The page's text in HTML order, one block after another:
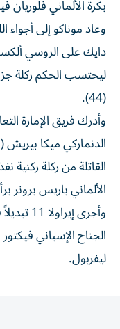
بكرة الألماني فلوريان
وعاد موناكو إلى أجواء
دايك على الروسي
ليحتسب الحكم ركلة
(44).
وأدرك فريق الإمارة
القاتلة من ركلة
الألماني باريس برونر
وأجرى
الجناح الإسباني
ليفربول.